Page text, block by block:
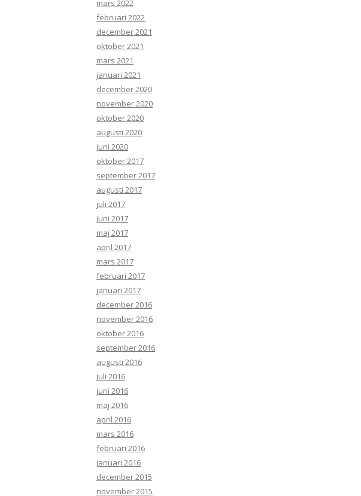
mars 2022
februari 2022
december 2021
oktober 2021
mars 2021
januari 2021
december 2020
november 2020
oktober 2020
augusti 2020
juni 2020
oktober 2017
september 2017
augusti 2017
juli 2017
juni 2017
maj 2017
april 2017
mars 2017
februari 2017
januari 2017
december 2016
november 2016
oktober 2016
september 2016
augusti 2016
juli 2016
juni 2016
maj 2016
april 2016
mars 2016
februari 2016
januari 2016
december 2015
november 2015